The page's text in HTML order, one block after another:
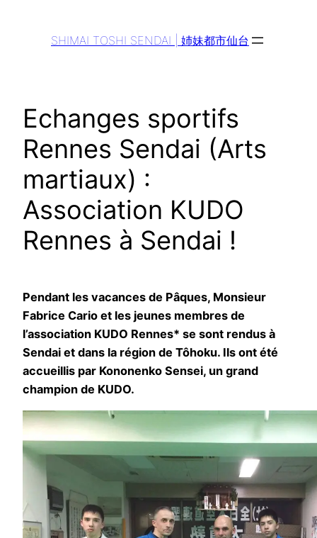
SHIMAI TOSHI SENDAI | 姉妹都市仙台
Echanges sportifs
Rennes Sendai (Arts
martiaux) :
Association KUDO
Rennes à Sendai !
Pendant les vacances de Pâques, Monsieur
Fabrice Cario et les jeunes membres de
l’association KUDO Rennes* se sont rendus à
Sendai et dans la région de Tôhoku. Ils ont été
accueillis par Kononenko Sensei, un grand
champion de KUDO.